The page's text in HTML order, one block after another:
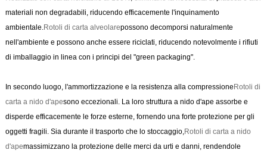
materiali non degradabili, riducendo efficacemente l'inquinamento
ambientale. Rotoli di carta alveolarepossono decomporsi naturalmente
nell'ambiente e possono anche essere riciclati, riducendo notevolmente i rifiuti
di imballaggio in linea con i principi del "green packaging".
In secondo luogo, l'ammortizzazione e la resistenza alla compressioneRotoli di
carta a nido d'apesono eccezionali. La loro struttura a nido d'ape assorbe e
disperde efficacemente le forze esterne, fornendo una forte protezione per gli
oggetti fragili. Sia durante il trasporto che lo stoccaggio, Rotoli di carta a nido
d'apemassimizzano la protezione delle merci da urti e danni, rendendole